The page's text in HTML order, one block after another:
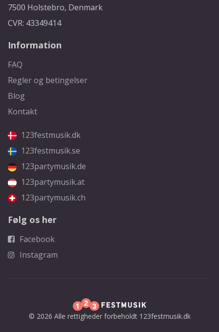
7500 Holstebro, Denmark
CVR: 43349414
Information
FAQ
Regler og betingelser
Blog
Kontakt
123festmusik.dk
123festmusik.se
123partymusik.de
123partymusik.at
123partymusik.ch
Følg os her
Facebook
Instagram
© 2026 Alle rettigheder forbeholdt 123festmusik.dk